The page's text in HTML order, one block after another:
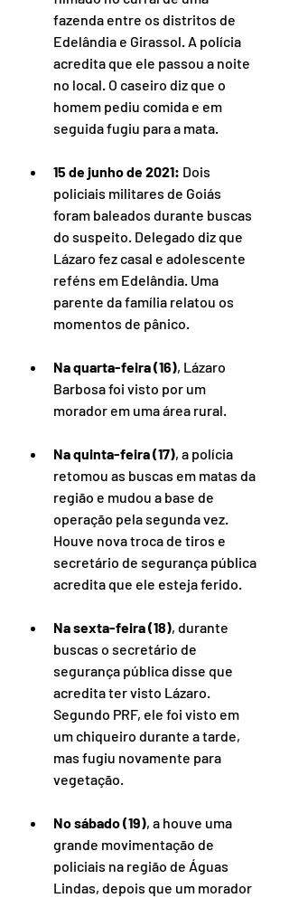
fazenda entre os distritos de
Edelândia e Girassol. A polícia
acredita que ele passou a noite
no local. O caseiro diz que o
homem pediu comida e em
seguida fugiu para a mata.
15 de junho de 2021: Dois
policiais militares de Goiás
foram baleados durante buscas
do suspeito. Delegado diz que
Lázaro fez casal e adolescente
reféns em Edelândia. Uma
parente da família relatou os
momentos de pânico.
Na quarta-feira (16), Lázaro
Barbosa foi visto por um
morador em uma área rural.
Na quinta-feira (17), a polícia
retomou as buscas em matas da
região e mudou a base de
operação pela segunda vez.
Houve nova troca de tiros e
secretário de segurança pública
acredita que ele esteja ferido.
Na sexta-feira (18), durante
buscas o secretário de
segurança pública disse que
acredita ter visto Lázaro.
Segundo PRF, ele foi visto em
um chiqueiro durante a tarde,
mas fugiu novamente para
vegetação.
No sábado (19), a houve uma
grande movimentação de
policiais na região de Águas
Lindas, depois que um morador